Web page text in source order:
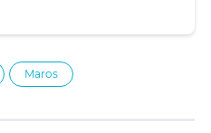
Maros